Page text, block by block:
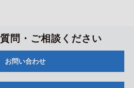
問・ご相談ください
お問い合わせ